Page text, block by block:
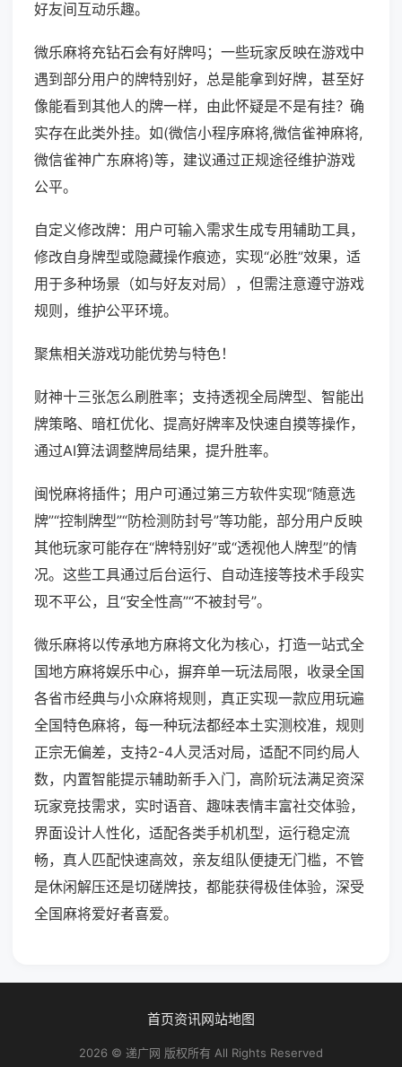
好友间互动乐趣。
微乐麻将充钻石会有好牌吗；一些玩家反映在游戏中
遇到部分用户的牌特别好，总是能拿到好牌，甚至好
像能看到其他人的牌一样，由此怀疑是不是有挂？确
实存在此类外挂。如(微信小程序麻将,微信雀神麻将,
微信雀神广东麻将)等，建议通过正规途径维护游戏
公平。
自定义修改牌：用户可输入需求生成专用辅助工具，
修改自身牌型或隐藏操作痕迹，实现“必胜”效果，适
用于多种场景（如与好友对局），但需注意遵守游戏
规则，维护公平环境。
聚焦相关游戏功能优势与特色！
财神十三张怎么刷胜率；支持透视全局牌型、智能出
牌策略、暗杠优化、提高好牌率及快速自摸等操作，
通过AI算法调整牌局结果，提升胜率。
闽悦麻将插件；用户可通过第三方软件实现“随意选
牌”“控制牌型”“防检测防封号”等功能，部分用户反映
其他玩家可能存在“牌特别好”或“透视他人牌型”的情
况。这些工具通过后台运行、自动连接等技术手段实
现不平公，且“安全性高”“不被封号”。
微乐麻将以传承地方麻将文化为核心，打造一站式全
国地方麻将娱乐中心，摒弃单一玩法局限，收录全国
各省市经典与小众麻将规则，真正实现一款应用玩遍
全国特色麻将，每一种玩法都经本土实测校准，规则
正宗无偏差，支持2-4人灵活对局，适配不同约局人
数，内置智能提示辅助新手入门，高阶玩法满足资深
玩家竞技需求，实时语音、趣味表情丰富社交体验，
界面设计人性化，适配各类手机机型，运行稳定流
畅，真人匹配快速高效，亲友组队便捷无门槛，不管
是休闲解压还是切磋牌技，都能获得极佳体验，深受
全国麻将爱好者喜爱。
首页资讯网站地图
2026 © 递广网 版权所有 All Rights Reserved